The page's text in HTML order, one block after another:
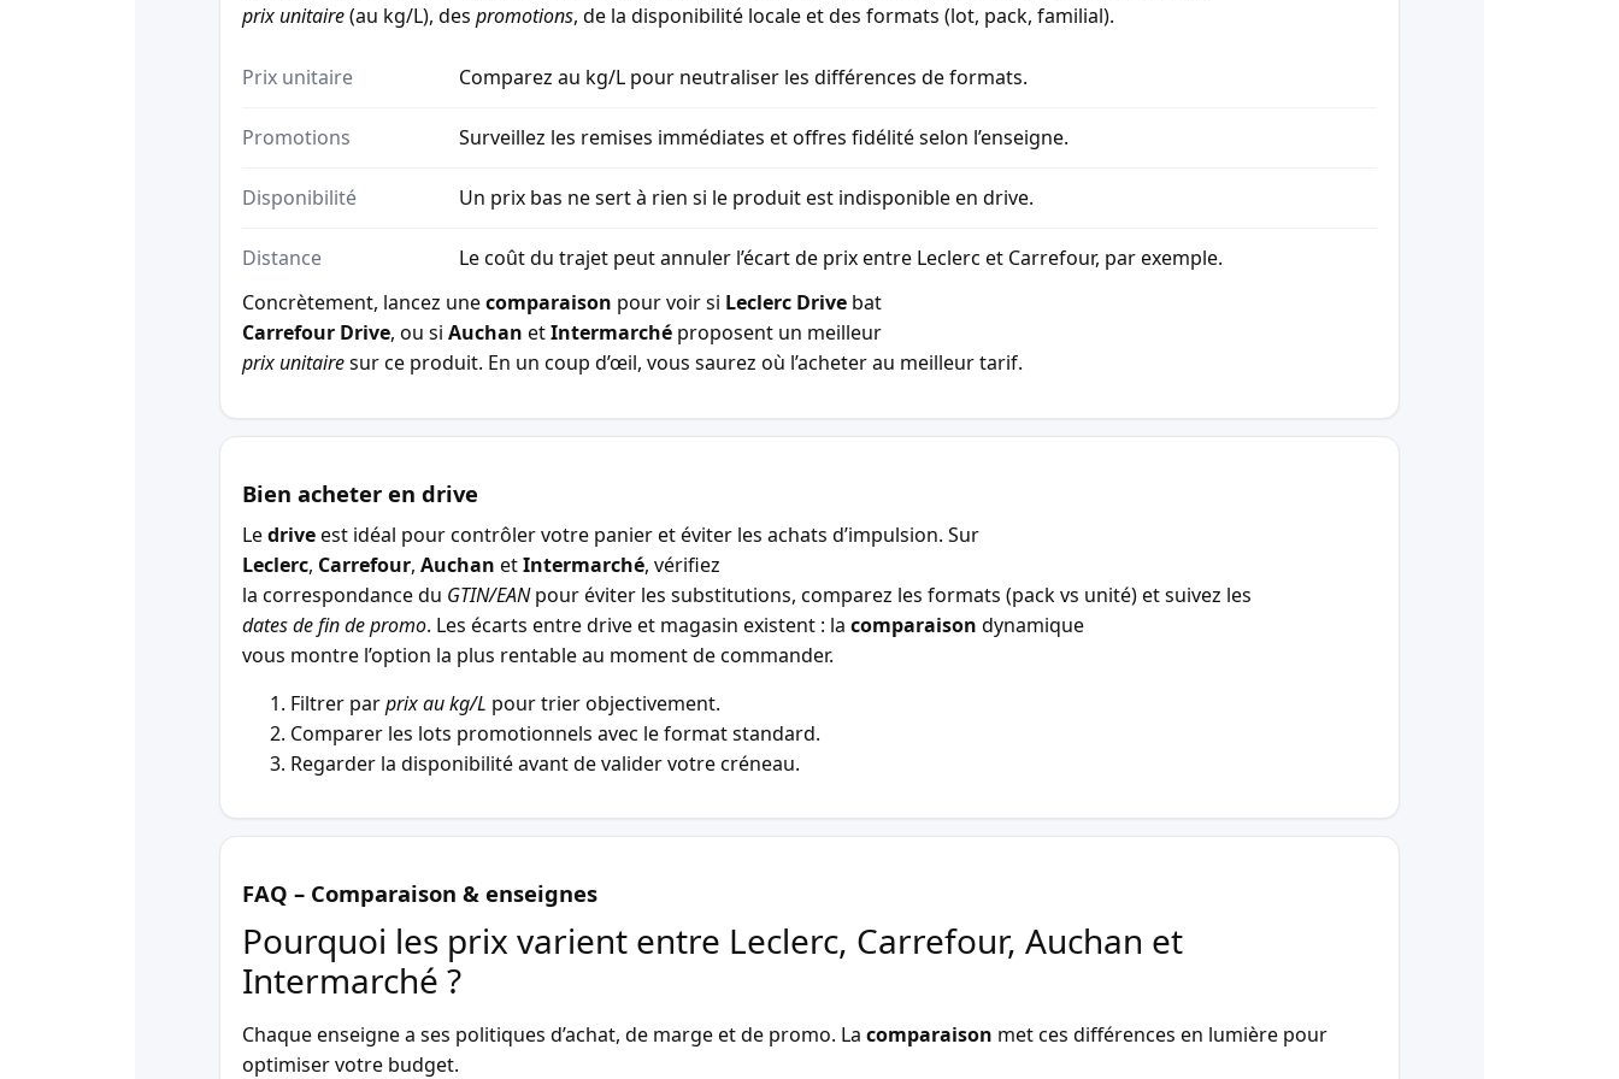
prix unitaire(au kg/L), des promotions, de la disponibilité locale et des formats (lot, pack, familial).
Prix unitaire Comparez au kg/L pour neutraliser les différences de formats.
Promotions Surveillez les remises immédiates et offres fidélité selon l’enseigne.
Disponibilité Un prix bas ne sert à rien si le produit est indisponible en drive.
Distance
Le coût du trajet peut annuler l’écart de prix entre Leclerc et Carrefour, par exemple.
Concrètement, lancez unecomparaison pour voir si Leclerc Drive bat
Carrefour Drive, ou si Auchan etIntermarché proposent un meilleur
prix unitairesur ce produit. En un coup d’œil, vous saurez où l’acheter au meilleur tarif.
Bien acheter en drive
Ledriveest idéal pour contrôler votre panier et éviter les achats d’impulsion. Sur
Leclerc, Carrefour, Auchan etIntermarché, vérifiez
la correspondance du GTIN/EANpour éviter les substitutions, comparez les formats (pack vs unité) et suivez les
dates de fin de promo. Les écarts entre drive et magasin existent : la comparaison dynamique
vous montre l’option la plus rentable au moment de commander.
Filtrer parprix au kg/L pour trier objectivement.
Comparer les lots promotionnels avec le format standard.
Regarder la disponibilité avant de valider votre créneau.
FAQ – Comparaison & enseignes
Pourquoi les prix varient entre Leclerc, Carrefour, Auchan et
Intermarché ?
Chaque enseigne a ses politiques d’achat, de marge et de promo. La comparaison met ces différences en lumière pour
optimiser votre budget.